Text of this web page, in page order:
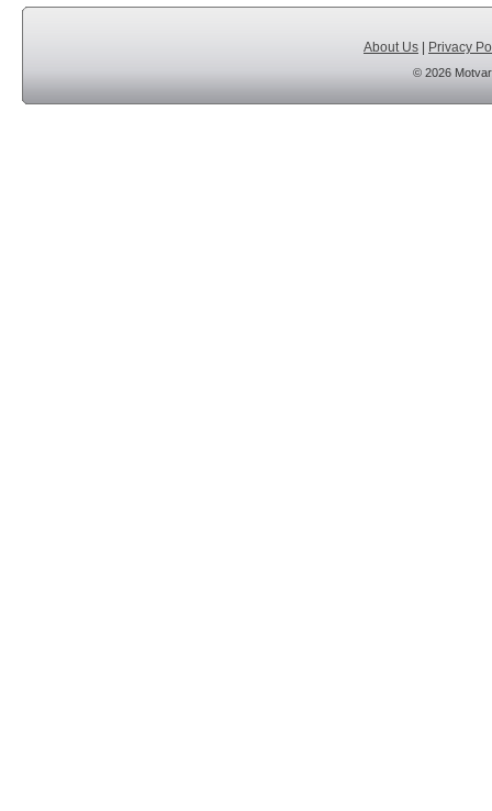
About Us Privacy
© 2026